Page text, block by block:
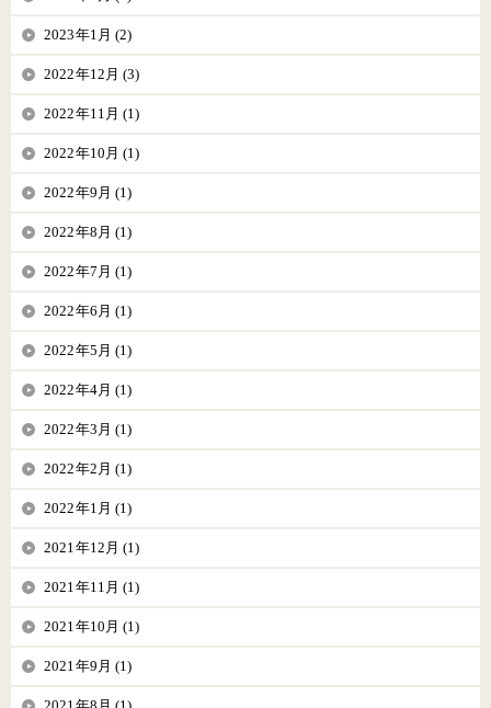
2023年1月 (2)
2022年12月 (3)
2022年11月 (1)
2022年10月 (1)
2022年9月 (1)
2022年8月 (1)
2022年7月 (1)
2022年6月 (1)
2022年5月 (1)
2022年4月 (1)
2022年3月 (1)
2022年2月 (1)
2022年1月 (1)
2021年12月 (1)
2021年11月 (1)
2021年10月 (1)
2021年9月 (1)